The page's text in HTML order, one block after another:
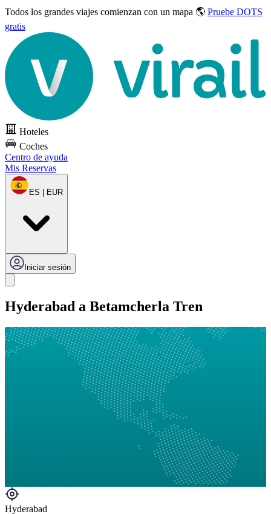
Todos los grandes viajes comienzan con un mapa 🌎 Pruebe DOTS
gratis
Hoteles
Coches
Centro de ayuda
Mis Reservas
ES | EUR
Iniciar sesión
Hyderabad a Betamcherla Tren
Hyderabad